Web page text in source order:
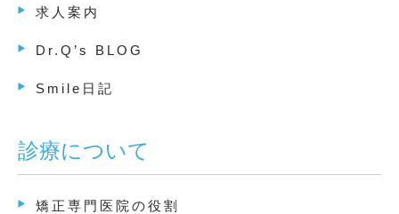
求人案内
Dr.Q’s BLOG
Smile日記
診療について
矯正専門医院の役割